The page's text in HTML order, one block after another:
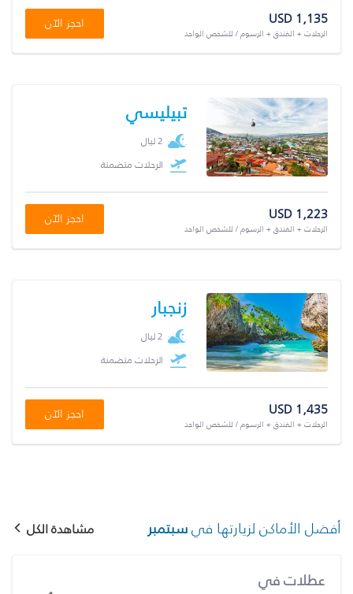
USD 1,135
الرحلات + الفندق + الرسوم / للشخص الواحد
احجز الآن
تبيليسي
2 ليال
الرحلات متضمنة
USD 1,223
الرحلات + الفندق + الرسوم / للشخص الواحد
احجز الآن
زنجبار
2 ليال
الرحلات متضمنة
USD 1,435
الرحلات + الفندق + الرسوم / للشخص الواحد
احجز الآن
أفضل الأماكن لزيارتها فيسبتمبر مشاهدة الكل
عطلات في